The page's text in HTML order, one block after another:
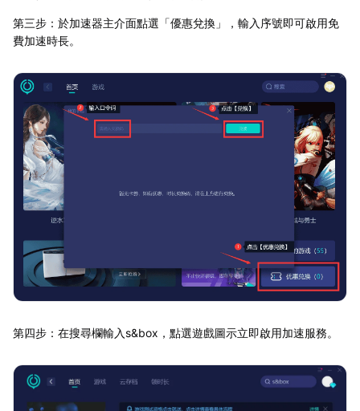
第三步：於加速器主介面點選「優惠兌換」，輸入序號即可啟用免
費加速時長。
第四步：在搜尋欄輸入s&box，點選遊戲圖示立即啟用加速服務。